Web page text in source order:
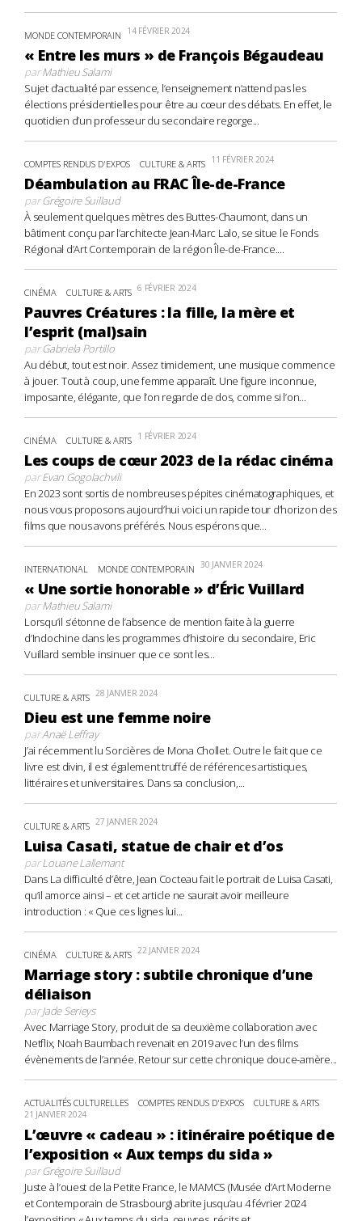
MONDE CONTEMPORAIN 14 FÉVRIER 2024
« Entre les murs » de François Bégaudeau
parMathieu Salami
Sujet d’actualité par essence, l’enseignement n’attend pas les
élections présidentielles pour être au cœur des débats. En effet, le
quotidien d’un professeur du secondaire regorge...
COMPTES RENDUS D'EXPOS CULTURE & ARTS 11 FÉVRIER 2024
Déambulation au FRAC Île-de-France
parGrégoire Suillaud
À seulement quelques mètres des Buttes-Chaumont, dans un
bâtiment conçu par l’architecte Jean-Marc Lalo, se situe le Fonds
Régional d’Art Contemporain de la région Île-de-France....
CINÉMA CULTURE & ARTS 6 FÉVRIER 2024
Pauvres Créatures : la fille, la mère et
l’esprit (mal)sain
parGabriela Portillo
Au début, tout est noir. Assez timidement, une musique commence
à jouer. Tout à coup, une femme apparaît. Une figure inconnue,
imposante, élégante, que l’on regarde de dos, comme si l’on...
CINÉMA CULTURE & ARTS 1 FÉVRIER 2024
Les coups de cœur 2023 de la rédac cinéma
parEvan Gogolachvili
En 2023 sont sortis de nombreuses pépites cinématographiques, et
nous vous proposons aujourd’hui voici un rapide tour d’horizon des
films que nous avons préférés. Nous espérons que...
INTERNATIONAL MONDE CONTEMPORAIN 30 JANVIER 2024
« Une sortie honorable » d’Éric Vuillard
parMathieu Salami
Lorsqu’il s’étonne de l’absence de mention faite à la guerre
d’Indochine dans les programmes d’histoire du secondaire, Eric
Vuillard semble insinuer que ce sont les...
CULTURE & ARTS 28 JANVIER 2024
Dieu est une femme noire
parAnaë Leffray
J’ai récemment lu Sorcières de Mona Chollet. Outre le fait que ce
livre est divin, il est également truffé de références artistiques,
littéraires et universitaires. Dans sa conclusion,...
CULTURE & ARTS 27 JANVIER 2024
Luisa Casati, statue de chair et d’os
parLouane Lallemant
Dans La difficulté d’être, Jean Cocteau fait le portrait de Luisa Casati,
qu’il amorce ainsi – et cet article ne saurait avoir meilleure
introduction : « Que ces lignes lui...
CINÉMA CULTURE & ARTS 22 JANVIER 2024
Marriage story : subtile chronique d’une
déliaison
parJade Serieys
Avec Marriage Story, produit de sa deuxième collaboration avec
Netflix, Noah Baumbach revenait en 2019 avec l’un des films
évènements de l’année. Retour sur cette chronique douce-amère...
ACTUALITÉS CULTURELLES COMPTES RENDUS D'EXPOS CULTURE & ARTS
21 JANVIER 2024
L’œuvre « cadeau » : itinéraire poétique de
l’exposition « Aux temps du sida »
parGrégoire Suillaud
Juste à l’ouest de la Petite France, le MAMCS (Musée d’Art Moderne
et Contemporain de Strasbourg) abrite jusqu’au 4 février 2024